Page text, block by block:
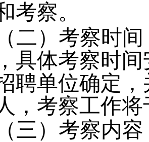
考察。
（二）考察时
具体考察时
聘单位确定，
， 考察工作将
（三）考察内